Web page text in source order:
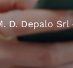
D. Depalo